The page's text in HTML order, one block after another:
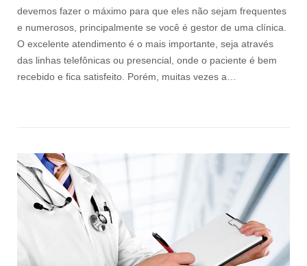
devemos fazer o máximo para que eles não sejam frequentes
e numerosos, principalmente se você é gestor de uma clínica.
O excelente atendimento é o mais importante, seja através
das linhas telefônicas ou presencial, onde o paciente é bem
recebido e fica satisfeito. Porém, muitas vezes a…